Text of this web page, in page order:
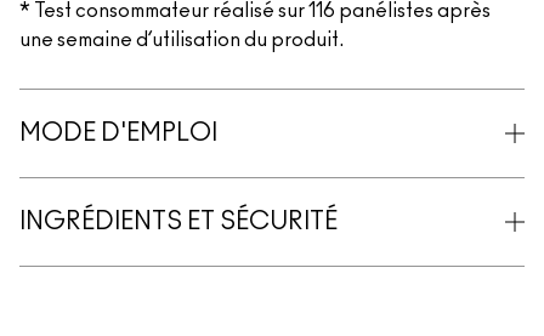
* Test consommateur réalisé sur 116 panélistes après
une semaine d’utilisation du produit.
MODE D'EMPLOI
INGRÉDIENTS ET SÉCURITÉ